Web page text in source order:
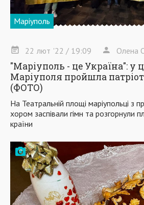
Маріуполь
22 лют '22 / 19:09 Олена
"Маріуполь - це Україна": у
Маріуполя пройшла
(ФОТО)
На Театральній площі маріупольці з
хором заспівали гімн та розгорнули
країни